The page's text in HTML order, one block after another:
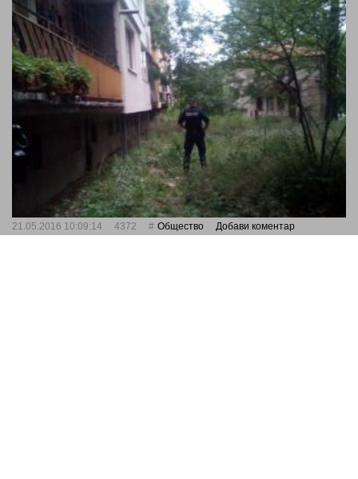
21.05.2016 10:09:14 4372 Общество Добави коментар